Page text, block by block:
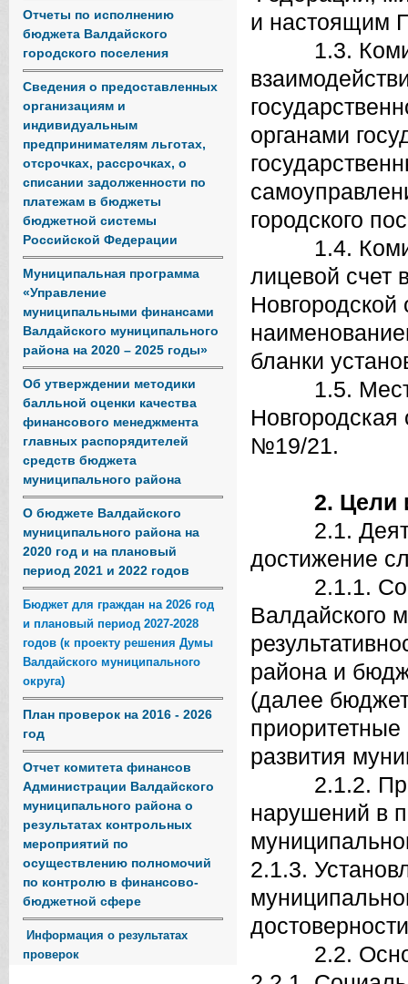
Отчеты по исполнению
бюджета Валдайского
городского поселения
Сведения о предоставленных
организациям и
индивидуальным
предпринимателям льготах,
отсрочках, рассрочках, о
списании задолженности по
платежам в бюджеты
бюджетной системы
Российской Федерации
Муниципальная программа
«Управление
муниципальными финансами
Валдайского муниципального
района на 2020 – 2025 годы»
Об утверждении методики
балльной оценки качества
финансового менеджмента
главных распорядителей
средств бюджета
муниципального района
О бюджете Валдайского
муниципального района на
2020 год и на плановый
период 2021 и 2022 годов
Бюджет для граждан на 2026 год
и плановый период 2027-2028
годов (к проекту решения Думы
Валдайского муниципального
округа)
План проверок на 2016 - 2026
год
Отчет комитета финансов
Администрации Валдайского
муниципального района о
результатах контрольных
мероприятий по
осуществлению полномочий
по контролю в финансово-
бюджетной сфере
Информация о результатах
проверок
и настоящим
1.3.
органами
городского
1.4.
лицевой счет
Новгородской
бланки
1.5. Место
№19/21.
2. Цели
2.1.
достижение
2.1.1.
Валдайского
района и
(далее
развития
2.1.2.
нарушений в
2.1.3.
2.2.